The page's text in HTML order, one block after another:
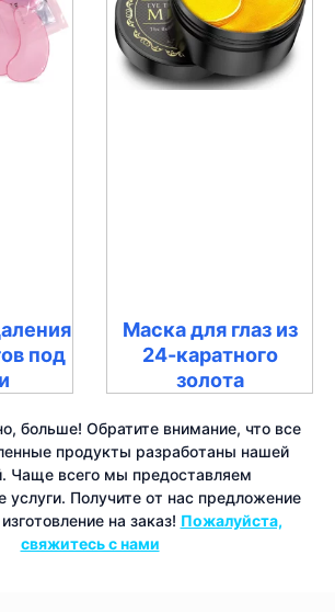
под
Маска для глаз из
24-каратного
золота
больше! Обратите внимание, что все
продукты разработаны нашей
Чаще всего мы предоставляем
услуги. Получите от нас предложение
на заказ! Пожалуйста,
свяжитесь с нами